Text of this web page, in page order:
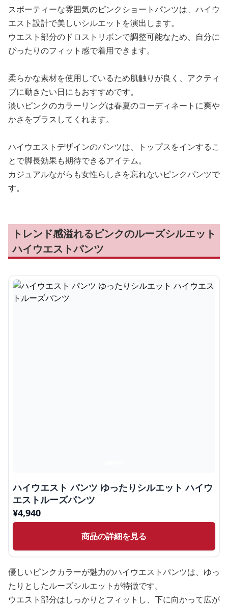
スポーティーな雰囲気のピンクショートパンツは、ハイウ
エスト設計で美しいシルエットを演出します。
ウエスト部分のドロストリボンで調整可能なため、自分に
ぴったりのフィット感で着用できます。
柔らかな素材を使用しているため肌触りが良く、アクティ
ブに動きたい日にもおすすめです。
淡いピンクのカラーリングは春夏のコーディネートに爽や
かさをプラスしてくれます。
ハイウエストデザインのパンツは、トップスをインするこ
とで脚長効果も期待できるアイテム。
カジュアルながらも女性らしさを忘れないピンクパンツで
す。
トレンド感溢れるピンクのルーズシルエット
ハイウエストパンツ
ハイウエスト パンツ ゆったりシルエット ハイウ
エストルーズパンツ
¥4,940
商品の詳細を見る
優しいピンクカラーが魅力のハイウエストパンツは、ゆっ
たりとしたルーズシルエットが特徴です。
ウエスト部分はしっかりとフィットし、下に向かって広が